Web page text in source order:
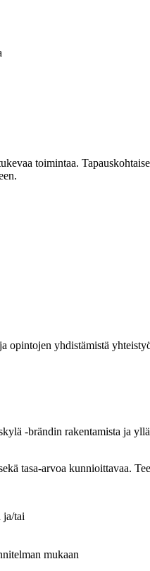
toimintaa.
yhdistämistä
-brändin rakentamista ja
tasa-arvoa kunnioittavaa.
ja/tai
mukaan